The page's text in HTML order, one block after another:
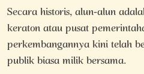
Secara historis, alun-alun
keraton atau pusat
perkembangannya kini telah
publik biasa milik bersama.